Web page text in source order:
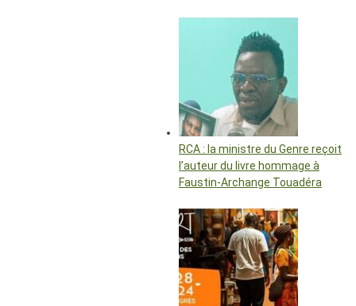
RCA : la ministre du Genre reçoit
l’auteur du livre hommage à
Faustin-Archange Touadéra